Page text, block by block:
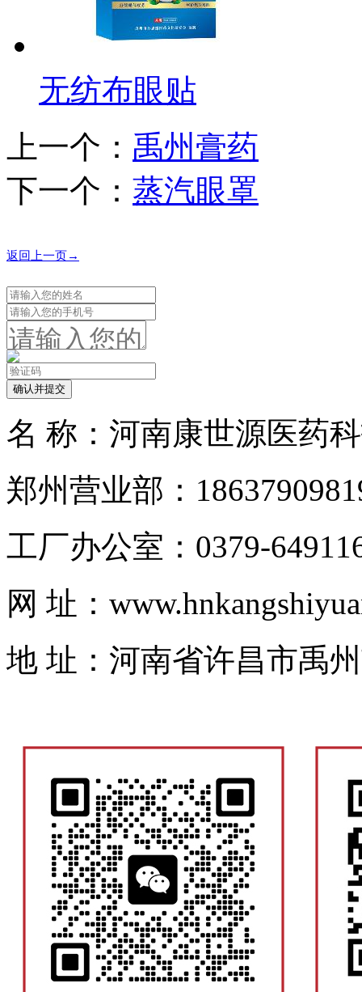
无纺布眼贴
上一个： 禹州膏药
下一个： 蒸汽眼罩
返回上一页→
名 称：河南康世源医药
郑州营业部：
工厂办公室：0379-
网 址：
地 址：河南省许昌市禹